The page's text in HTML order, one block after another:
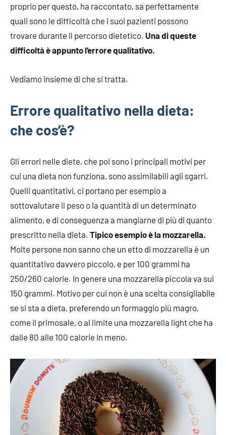
proprio per questo, ha raccontato, sa perfettamente
quali sono le difficoltà che i suoi pazienti possono
trovare durante il percorso dietetico. Una di queste
difficoltà è appunto l’errore qualitativo.
Vediamo insieme di che si tratta.
Errore qualitativo nella dieta:
che cos’è?
Gli errori nelle diete, che poi sono i principali motivi per
cui una dieta non funziona, sono assimilabili agli sgarri.
Quelli quantitativi, ci portano per esempio a
sottovalutare il peso o la quantità di un determinato
alimento, e di conseguenza a mangiarne di più di quanto
prescritto nella dieta. Tipico esempio è la mozzarella.
Molte persone non sanno che un etto di mozzarella è un
quantitativo davvero piccolo, e per 100 grammi ha
250/260 calorie. In genere una mozzarella piccola va sui
150 grammi. Motivo per cui non è una scelta consigliabile
se si sta a dieta, preferendo un formaggio più magro,
come il primosale, o al limite una mozzarella light che ha
dalle 80 alle 100 calorie in meno.